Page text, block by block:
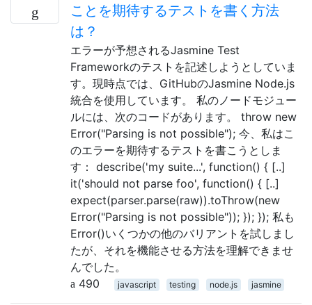
ことを期待するテストを書く方法
は？
エラーが予想されるJasmine Test
Frameworkのテストを記述しようとしていま
す。現時点では、GitHubのJasmine Node.js
統合を使用しています。 私のノードモジュー
ルには、次のコードがあります。 throw new
Error("Parsing is not possible"); 今、私はこ
のエラーを期待するテストを書こうとしま
す： describe('my suite...', function() { [..]
it('should not parse foo', function() { [..]
expect(parser.parse(raw)).toThrow(new
Error("Parsing is not possible")); }); }); 私も
Error()いくつかの他のバリアントを試しまし
たが、それを機能させる方法を理解できませ
んでした。
490
javascript testing node.js jasmine